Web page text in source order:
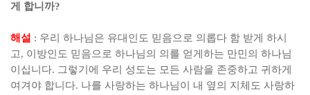
게 합니까?
해설 : 우리 하나님은 유대인도 믿음으로 의롭다 함 받게 하시
고, 이방인도 믿음으로 하나님의 의를 얻게하는 만민의 하나님
이십니다. 그렇기에 우리 성도는 모든 사람을 존중하고 귀하게
여겨야 합니다. 나를 사랑하는 하나님이 내 옆의 지체도 사랑하